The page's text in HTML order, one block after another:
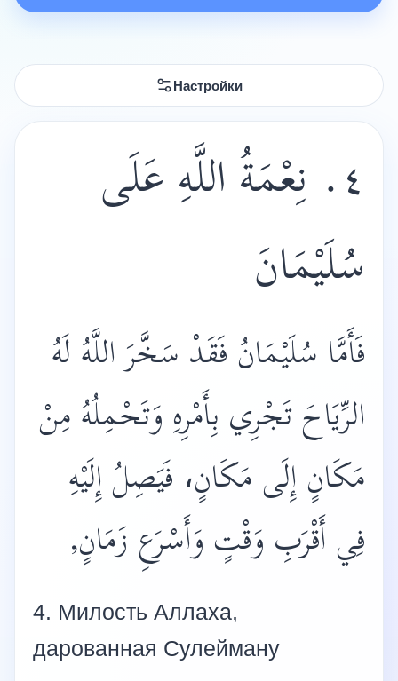
Настройки
٤. نِعْمَةُ اللَّهِ عَلَى
سُلَيْمَانَ
فَأَمَّا سُلَيْمَانُ فَقَدْ سَخَّرَ اللَّهُ لَهُ
الرِّيَاحَ تَجْرِي بِأَمْرِهِ وَتَحْمِلُهُ مِنْ
مَكَانٍ إِلَى مَكَانٍ، فَيَصِلُ إِلَيْهِ
فِي أَقْرَبِ وَقْتٍ وَأَسْرَعِ زَمَانٍ,
4. Милость Аллаха,
дарованная Сулейману